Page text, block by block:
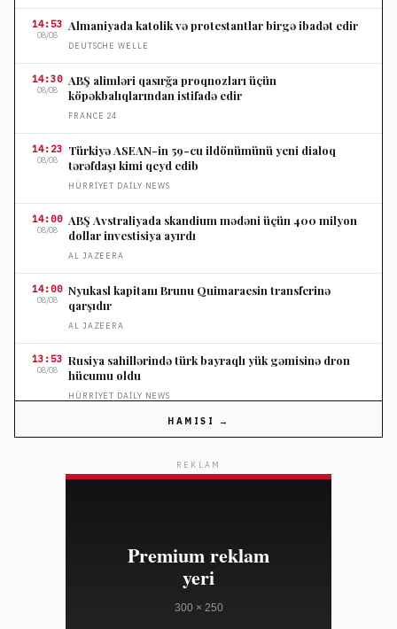
14:53
08/08
Almaniyada katolik və protestantlar birgə ibadət edir
DEUTSCHE WELLE
14:30
08/08
ABŞ alimləri qasırğa proqnozları üçün
köpəkbalıqlarından istifadə edir
FRANCE 24
14:23
08/08
Türkiyə ASEAN-in 59-cu ildönümünü yeni dialoq
tərəfdaşı kimi qeyd edib
HÜRRIYET DAILY NEWS
14:00
08/08
ABŞ Avstraliyada skandium mədəni üçün 400 milyon
dollar investisiya ayırdı
AL JAZEERA
14:00
08/08
Nyukasl kapitanı Brunu Quimaraesin transferinə
qarşıdır
AL JAZEERA
13:53
08/08
Rusiya sahillərində türk bayraqlı yük gəmisinə dron
hücumu oldu
HÜRRIYET DAILY NEWS
08/08
Avstriyalı wingsuitçü Kapadokyada isti hava şarları
arasında sürətlə uçdu
HAMISI →
REKLAM